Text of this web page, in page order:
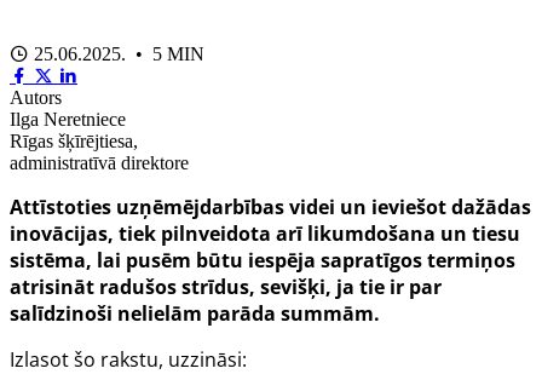
25.06.2025. • 5 MIN
Autors
Ilga Neretniece
Rīgas šķīrējtiesa,
administratīvā direktore
Attīstoties uzņēmējdarbības videi un ieviešot dažādas
inovācijas, tiek pilnveidota arī likumdošana un tiesu
sistēma, lai pusēm būtu iespēja sapratīgos termiņos
atrisināt radušos strīdus, sevišķi, ja tie ir par
salīdzinoši nelielām parāda summām.
Izlasot šo rakstu, uzzināsi: